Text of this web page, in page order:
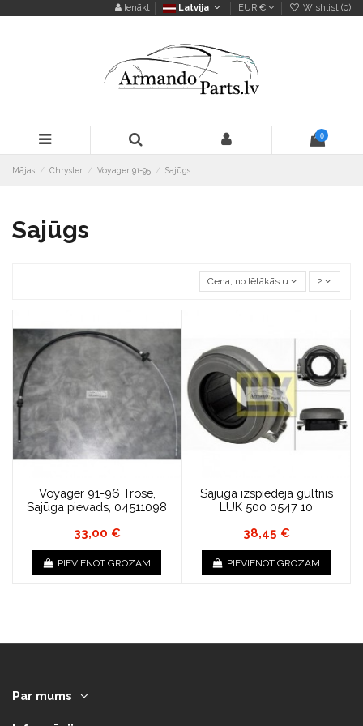
Ienākt Latvija EUR € Wishlist (0)
0
Mājas Chrysler Voyager 91-95 Sajūgs
Sajūgs
Cena, no lētākās uz dārgāko
2
Voyager 91-96 Trose,
Sajūga pievads, 04511098
33,00 €
PIEVIENOT GROZAM
Sajūga izspiedēja gultnis
LUK 500 0547 10
38,45 €
PIEVIENOT GROZAM
Par mums